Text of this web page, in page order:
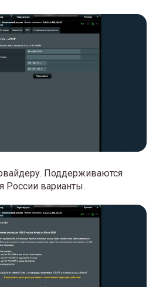
Поддерживаются
России варианты.